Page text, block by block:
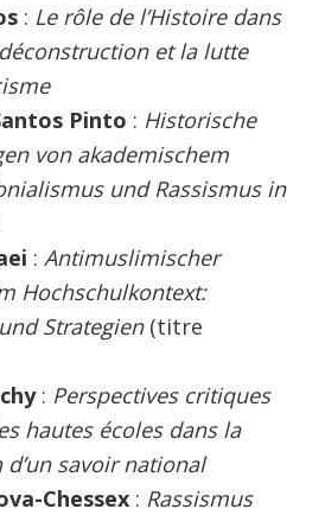
: Le rôle de l’Histoire dans
déconstruction et la lutte
Pinto : Historische
von akademischem
und Rassismus in
: Antimuslimischer
Hochschulkontext:
Strategien (titre
: Perspectives critiques
hautes écoles dans la
savoir national
Chessex : Rassismus